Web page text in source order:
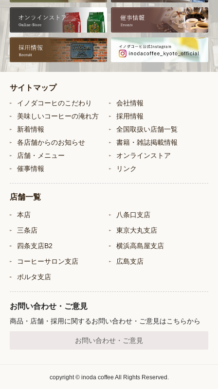
サイトマップ
イノダコーヒのこだわり
美味しいコーヒーの淹れ方
新着情報
各店舗からのお知らせ
店舗・メニュー
催事情報
会社情報
採用情報
全国取扱い店舗一覧
書籍・雑誌掲載情報
オンラインストア
リンク
店舗一覧
本店
三条店
四条支店B2
コーヒーサロン支店
ポルタ支店
八条口支店
東京大丸支店
横浜高島屋支店
広島支店
お問い合わせ・ご意見
商品・店舗・採用に関するお問い合わせ・ご意見はこちらから
お問い合わせ・ご意見
copyright © inoda coffee All Rights Reserved.